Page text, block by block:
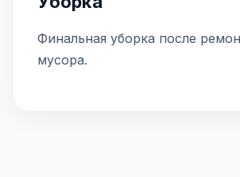
Финальная уборка после
мусора.